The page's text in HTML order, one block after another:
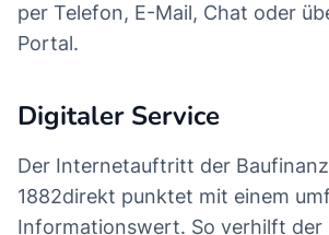
per Telefon, E-Mail, Chat oder
Portal.
Digitaler Service
Der Internetauftritt der
1882direkt punktet mit einem
Informationswert. So verhilft der